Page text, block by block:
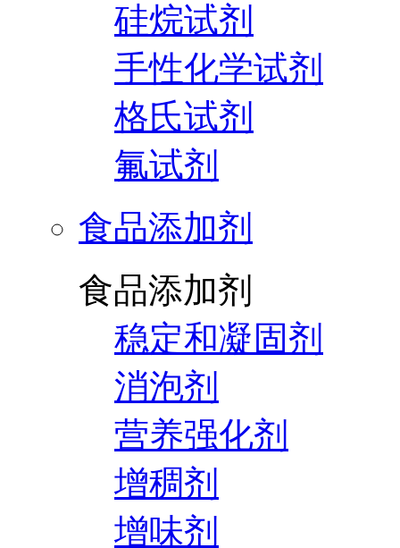
硅烷试剂
手性化学试剂
格氏试剂
氟试剂
食品添加剂
食品添加剂
稳定和凝固剂
消泡剂
营养强化剂
增稠剂
增味剂